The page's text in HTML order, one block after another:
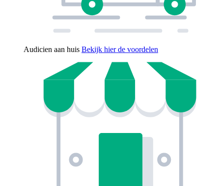
Audicien aan huis Bekijk hier de voordelen